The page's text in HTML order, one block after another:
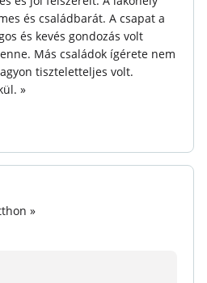
ágyak :Extra díj.
: Extra díj. Meg kell fejezni
a vendég, vagy fizeti a
vagy érkezéskor.
a lakóhelyen. Kérjük, vegye
korlátozott helyek mellett.
fizet)
és családbarát. A csapat a
és kevés gondozás volt
Más családok ígérete nem
tiszteletteljes volt.
»
»